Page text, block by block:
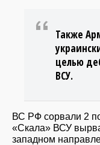
Также
целью
ВСУ.
ВС РФ сорвали 2
«Скала» ВСУ
западном